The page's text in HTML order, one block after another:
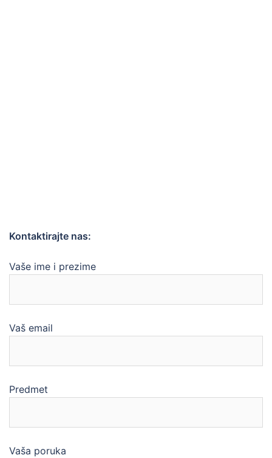
Kontaktirajte nas:
Vaše ime i prezime
Vaš email
Predmet
Vaša poruka